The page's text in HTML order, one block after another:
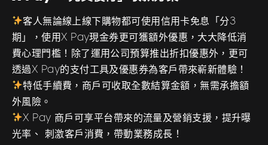
客人無論線上線下購物都可使用信用卡免息「分3
期」，使用X Pay現金券更可獲額外優惠，大大降低消
費心理門檻！除了運用公司預算推出折扣優惠外，更可
透過X Pay的支付工具及優惠券為客戶帶來嶄新體驗！
特低手續費，商戶可收取全數結算金額，無需承擔額
外風險。
X Pay 商戶可享平台帶來的流量及營銷支援，提升曝
光率、 刺激客戶消費，帶動業務成長！